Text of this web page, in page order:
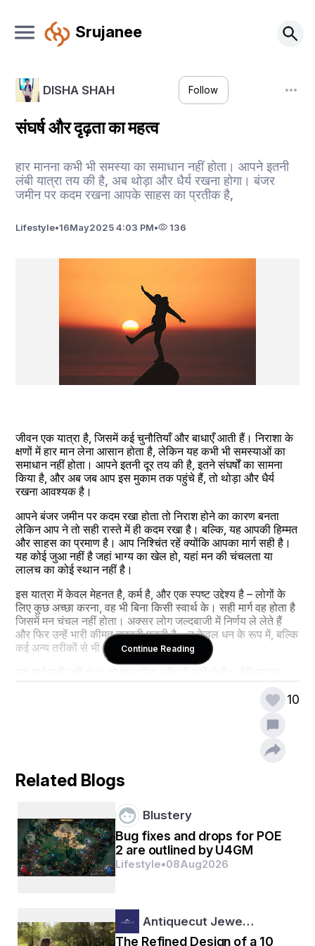
Srujanee
DISHA SHAH Follow
संघर्ष और दृढ़ता का महत्व
हार मानना कभी भी समस्या का समाधान नहीं होता। आपने इतनी
लंबी यात्रा तय की है, अब थोड़ा और धैर्य रखना होगा। बंजर
जमीन पर कदम रखना आपके साहस का प्रतीक है,
Lifestyle•16May2025 4:03 PM• 136
जीवन एक यात्रा है, जिसमें कई चुनौतियाँ और बाधाएँ आती हैं। निराशा के
क्षणों में हार मान लेना आसान होता है, लेकिन यह कभी भी समस्याओं का
समाधान नहीं होता। आपने इतनी दूर तय की है, इतने संघर्षों का सामना
किया है, और अब जब आप इस मुकाम तक पहुंचे हैं, तो थोड़ा और धैर्य
रखना आवश्यक है।
आपने बंजर जमीन पर कदम रखा होता तो निराश होने का कारण बनता
लेकिन आप ने तो सही रास्ते में ही कदम रखा है। बल्कि, यह आपकी हिम्मत
और साहस का प्रमाण है। आप निश्चिंत रहें क्योंकि आपका मार्ग सही है।
यह कोई जुआ नहीं है जहां भाग्य का खेल हो, यहां मन की चंचलता या
लालच का कोई स्थान नहीं है।
इस यात्रा में केवल मेहनत है, कर्म है, और एक स्पष्ट उद्देश्य है – लोगों के
लिए कुछ अच्छा करना, वह भी बिना किसी स्वार्थ के। सही मार्ग वह होता है
जिसमें मन चंचल नहीं होता। अक्सर लोग जल्दबाजी में निर्णय ले लेते हैं
और फिर उन्हें भारी कीमत चुकानी पड़ती है – न केवल धन के रूप में, बल्कि
कई अन्य तरीकों से भी।
आएंगी, लेकिन नुकसान इतना बड़ा नहीं होगा क्योंकि मार्ग सही है। और जब
जो भी पाना चाहते हो वो आप आसानी से पा सकते हो। आपके प्रयासों का
जीवन में सफलता पाने के लिए तीन प्रमुख तत्व आवश्यक हैं: पहला, स्पष्ट
उद्देश्य; दूसरा, दृढ़ संकल्प; और तीसरा, अथक परिश्रम। आपके पास पहले
से ही ये सभी गुण हैं, आपको बस उन्हें पहचानने और उनका उपयोग करने
की आवश्यकता है।
जब आप एक उद्देश्य के साथ काम करते हैं, तो हर चुनौती सीखने का अवसर
बन जाती है। हर असफलता आपको मजबूत बनाती है और आगे बढ़ने का
नया रास्ता दिखाती है। इसलिए, कभी भी हार न मानें और अपने सपनों को
संघर्ष का समय अस्थायी है, लेकिन आपकी मेहनत और दृढ़ता का प्रभाव
स्थायी होगा। जिस बंजर जमीन पर आज आप खड़े हैं, वही कल हरे-भरे
Continue Reading
10
Related Blogs
Blustery
Bug fixes and drops for POE
2 are outlined by U4GM
Lifestyle•08Aug2026
Antiquecut Jewe…
The Refined Design of a 10